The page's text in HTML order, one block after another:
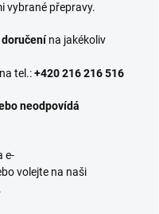
vybrané přepravy.
doručenína jakékoliv
tel.:+420 216 216 516
neodpovídá
e-
volejte na naši
.